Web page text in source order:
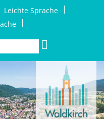
Leichte Sprache |
|